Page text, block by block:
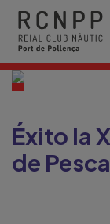
Éxito la
de